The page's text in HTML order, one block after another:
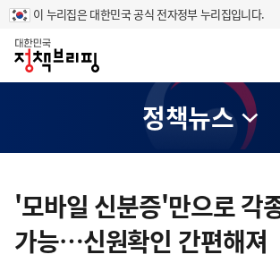
이 누리집은 대한민국 공식 전자정부 누리집입니다.
홈
정책뉴스
텐
영
'모바일 신분증'만으로 각
가능…신원확인 간편해져